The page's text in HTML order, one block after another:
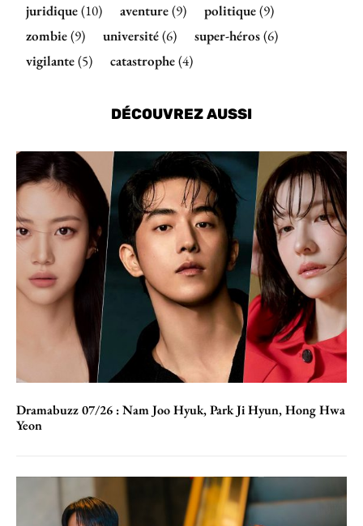
juridique(10) aventure(9) politique(9)
zombie(9) université(6) super-héros(6)
vigilante(5) catastrophe(4)
DÉCOUVREZ AUSSI
Dramabuzz 07/26 : Nam Joo Hyuk, Park Ji Hyun, Hong Hwa
Yeon